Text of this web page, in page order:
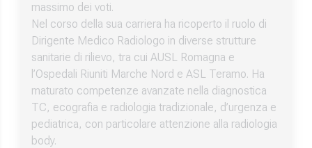
massimo dei voti.
Nel corso della sua carriera ha ricoperto il ruolo di
Dirigente Medico Radiologo in diverse strutture
sanitarie di rilievo, tra cui AUSL Romagna e
l’Ospedali Riuniti Marche Nord e ASL Teramo. Ha
maturato competenze avanzate nella diagnostica
TC, ecografia e radiologia tradizionale, d’urgenza e
pediatrica, con particolare attenzione alla radiologia
body.